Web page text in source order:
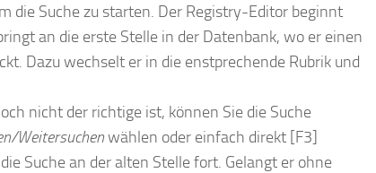
die Suche zu starten. Der Registry-Editor beginnt
an die erste Stelle in der Datenbank, wo er einen
Dazu wechselt er in die enstprechende Rubrik und
nicht der richtige ist, können Sie die Suche
Weitersuchenwählen oder einfach direkt [F3]
Suche an der alten Stelle fort. Gelangt er ohne